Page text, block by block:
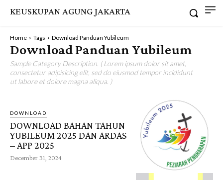
KEUSKUPAN AGUNG JAKARTA
Home Tags Download Panduan Yubileum
Download Panduan Yubileum
Sample Category Description. ( Lorem ipsum dolor sit amet,
consectetur adipisicing elit, sed do eiusmod tempor incididunt
ut labore et dolore magna aliqua. )
DOWNLOAD
DOWNLOAD BAHAN TAHUN
YUBILEUM 2025 DAN ARDAS
– APP 2025
December 31, 2024